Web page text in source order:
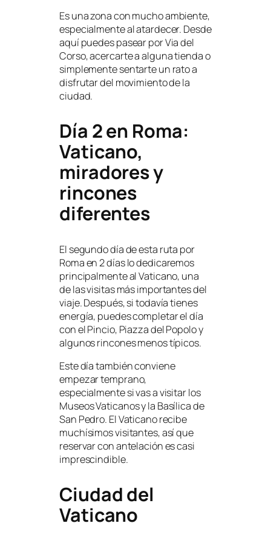
Es una zona con mucho ambiente,
especialmente al atardecer. Desde
aquí puedes pasear por Via del
Corso, acercarte a alguna tienda o
simplemente sentarte un rato a
disfrutar del movimiento de la
ciudad.
Día 2 en Roma:
Vaticano,
miradores y
rincones
diferentes
El segundo día de esta ruta por
Roma en 2 días lo dedicaremos
principalmente al Vaticano, una
de las visitas más importantes del
viaje. Después, si todavía tienes
energía, puedes completar el día
con el Pincio, Piazza del Popolo y
algunos rincones menos típicos.
Este día también conviene
empezar temprano,
especialmente si vas a visitar los
Museos Vaticanos y la Basílica de
San Pedro. El Vaticano recibe
muchísimos visitantes, así que
reservar con antelación es casi
imprescindible.
Ciudad del
Vaticano